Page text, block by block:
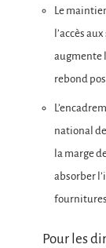
Le
l’accès
augmente
rebond
national
la marge
absorber
Pour les